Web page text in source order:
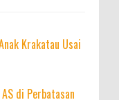
Krakatau Usai
di Perbatasan